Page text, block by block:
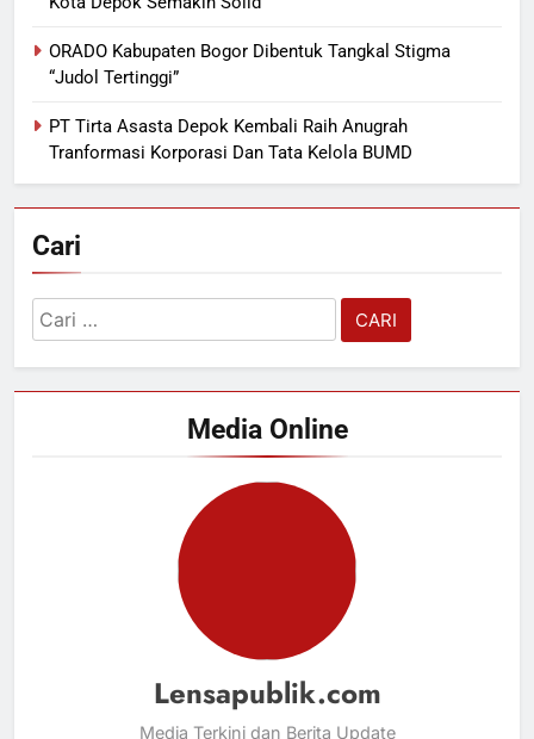
ORADO Kabupaten Bogor Dibentuk Tangkal Stigma
“Judol Tertinggi”
PT Tirta Asasta Depok Kembali Raih Anugrah
Tranformasi Korporasi Dan Tata Kelola BUMD
Cari
Cari
untuk:
Media Online
Lensapublik.com
Media Terkini dan Berita Update